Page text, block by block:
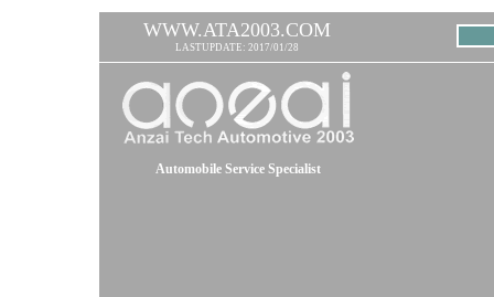
WWW.ATA2003.COM
LASTUPDATE: 2017/01/28
Automobile Service Specialist